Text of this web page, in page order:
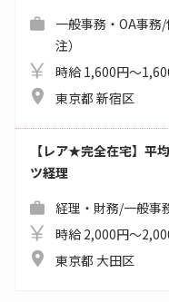
一般事務・OA事
注）
時給 1,600円～
東京都 新宿区
【レア★完全在宅】平
ツ経理
経理・財務/一般事
時給 2,000円～
東京都 大田区